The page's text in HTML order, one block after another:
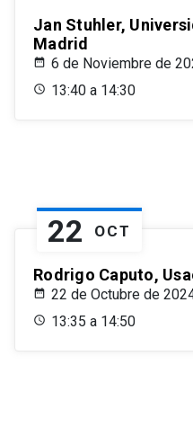
Jan Stuhler,
Madrid
6 de Noviembre de
13:40 a 14:30
22 OCT
Rodrigo Caputo,
22 de Octubre de
13:35 a 14:50